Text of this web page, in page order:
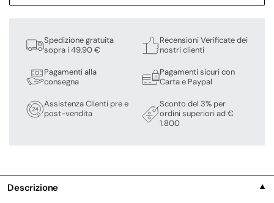
Spedizione gratuita
sopra i 49,90 €
Pagamenti alla
consegna
Assistenza Clienti pre e
post-vendita
Recensioni Verificate dei
nostri clienti
Pagamenti sicuri con
Carta e Paypal
Sconto del 3% per
ordini superiori ad €
1.800
Descrizione ▼